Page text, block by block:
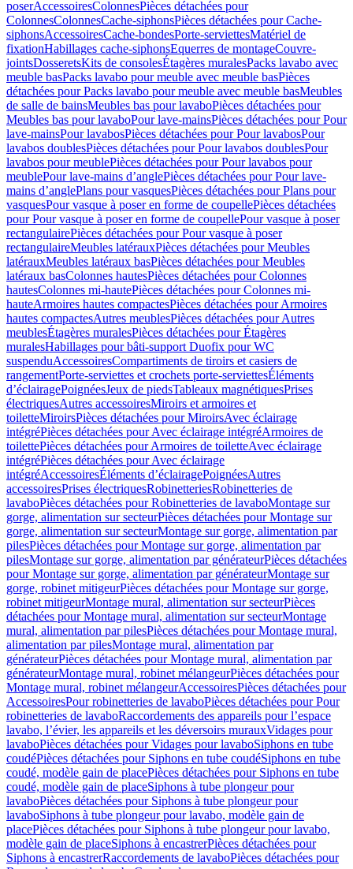
poserAccessoiresColonnesPièces détachées pour
ColonnesColonnesCache-siphonsPièces détachées pour Cache-
siphonsAccessoiresCache-bondesPorte-serviettesMatériel de
fixationHabillages cache-siphonsEquerres de montageCouvre-
jointsDosseretsKits de consolesÉtagères muralesPacks lavabo avec
meuble basPacks lavabo pour meuble avec meuble basPièces
détachées pour Packs lavabo pour meuble avec meuble basMeubles
de salle de bainsMeubles bas pour lavaboPièces détachées pour
Meubles bas pour lavaboPour lave-mainsPièces détachées pour Pour
lave-mainsPour lavabosPièces détachées pour Pour lavabosPour
lavabos doublesPièces détachées pour Pour lavabos doublesPour
lavabos pour meublePièces détachées pour Pour lavabos pour
meublePour lave-mains d’anglePièces détachées pour Pour lave-
mains d’anglePlans pour vasquesPièces détachées pour Plans pour
vasquesPour vasque à poser en forme de coupellePièces détachées
pour Pour vasque à poser en forme de coupellePour vasque à poser
rectangulairePièces détachées pour Pour vasque à poser
rectangulaireMeubles latérauxPièces détachées pour Meubles
latérauxMeubles latéraux basPièces détachées pour Meubles
latéraux basColonnes hautesPièces détachées pour Colonnes
hautesColonnes mi-hautePièces détachées pour Colonnes mi-
hauteArmoires hautes compactesPièces détachées pour Armoires
hautes compactesAutres meublesPièces détachées pour Autres
meublesÉtagères muralesPièces détachées pour Étagères
muralesHabillages pour bâti-support Duofix pour WC
suspenduAccessoiresCompartiments de tiroirs et casiers de
rangementPorte-serviettes et crochets porte-serviettesÉléments
d’éclairagePoignéesJeux de piedsTableaux magnétiquesPrises
électriquesAutres accessoiresMiroirs et armoires et
toiletteMiroirsPièces détachées pour MiroirsAvec éclairage
intégréPièces détachées pour Avec éclairage intégréArmoires de
toilettePièces détachées pour Armoires de toiletteAvec éclairage
intégréPièces détachées pour Avec éclairage
intégréAccessoiresÉléments d’éclairagePoignéesAutres
accessoiresPrises électriquesRobinetteriesRobinetteries de
lavaboPièces détachées pour Robinetteries de lavaboMontage sur
gorge, alimentation sur secteurPièces détachées pour Montage sur
gorge, alimentation sur secteurMontage sur gorge, alimentation par
pilesPièces détachées pour Montage sur gorge, alimentation par
pilesMontage sur gorge, alimentation par générateurPièces détachées
pour Montage sur gorge, alimentation par générateurMontage sur
gorge, robinet mitigeurPièces détachées pour Montage sur gorge,
robinet mitigeurMontage mural, alimentation sur secteurPièces
détachées pour Montage mural, alimentation sur secteurMontage
mural, alimentation par pilesPièces détachées pour Montage mural,
alimentation par pilesMontage mural, alimentation par
générateurPièces détachées pour Montage mural, alimentation par
générateurMontage mural, robinet mélangeurPièces détachées pour
Montage mural, robinet mélangeurAccessoiresPièces détachées pour
AccessoiresPour robinetteries de lavaboPièces détachées pour Pour
robinetteries de lavaboRaccordements des appareils pour l’espace
lavabo, l’évier, les appareils et les déversoirs murauxVidages pour
lavaboPièces détachées pour Vidages pour lavaboSiphons en tube
coudéPièces détachées pour Siphons en tube coudéSiphons en tube
coudé, modèle gain de placePièces détachées pour Siphons en tube
coudé, modèle gain de placeSiphons à tube plongeur pour
lavaboPièces détachées pour Siphons à tube plongeur pour
lavaboSiphons à tube plongeur pour lavabo, modèle gain de
placePièces détachées pour Siphons à tube plongeur pour lavabo,
modèle gain de placeSiphons à encastrerPièces détachées pour
Siphons à encastrerRaccordements de lavaboPièces détachées pour